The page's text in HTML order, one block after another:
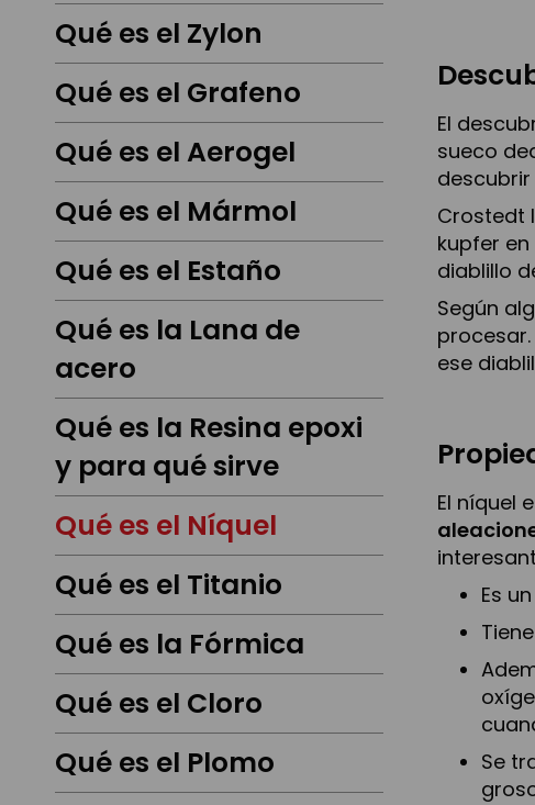
El
sueco
descubrir
Crostedt
kupfer
diablillo
Según
ese
El níquel
Es
Se
Qué es el Zylon
Qué es el Grafeno
Qué es el Aerogel
Qué es el Mármol
Qué es el Estaño
Qué es la Lana de
acero
Qué es la Resina epoxi
y para qué sirve
Qué es el Níquel
Qué es el Titanio
Qué es la Fórmica
Qué es el Cloro
Qué es el Plomo